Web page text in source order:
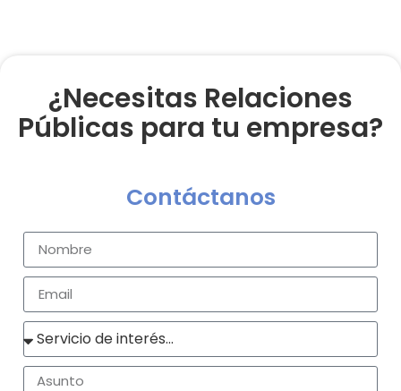
¿Necesitas Relaciones
Públicas para tu empresa?
Contáctanos